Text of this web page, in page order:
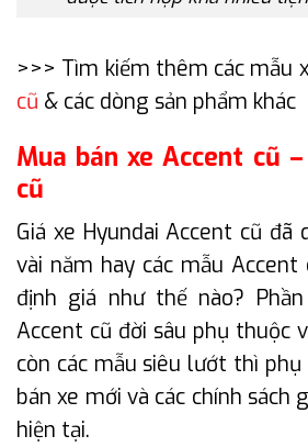
>>> Tìm kiếm thêm các mẫu
cũ & các dòng sản phẩm khác
Mua bán xe Accent cũ
cũ
Giá xe Hyundai Accent cũ đã
vài năm hay các mẫu
định giá như thế nào?
Accent cũ đời sâu phụ thuộc
còn các mẫu siêu lướt thì
bán xe mới và các chính sách
hiện tại.